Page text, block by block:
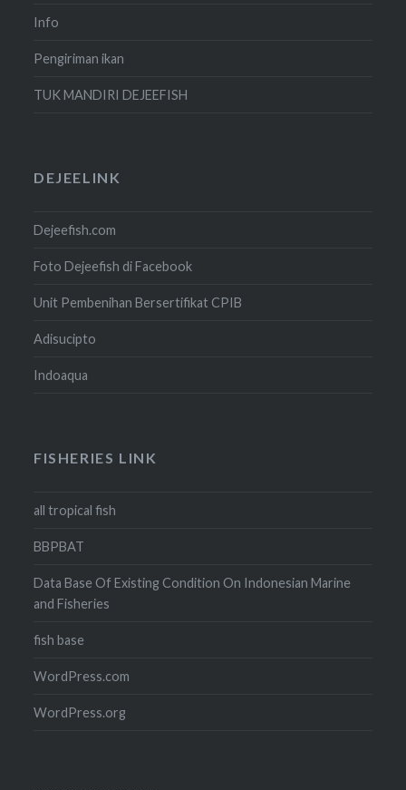
Info
Pengiriman ikan
TUK MANDIRI DEJEEFISH
DEJEELINK
Dejeefish.com
Foto Dejeefish di Facebook
Unit Pembenihan Bersertifikat CPIB
Adisucipto
Indoaqua
FISHERIES LINK
all tropical fish
BBPBAT
Data Base Of Existing Condition On Indonesian Marine
and Fisheries
fish base
WordPress.com
WordPress.org